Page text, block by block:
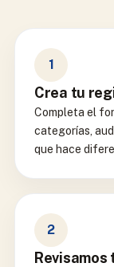
1
Crea tu
Completa el
categorías,
que hace
2